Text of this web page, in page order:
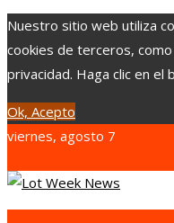
Nuestro sitio web utiliza
cookies de terceros,
privacidad. Haga clic en el
Ok, Acepto
viernes, agosto 7